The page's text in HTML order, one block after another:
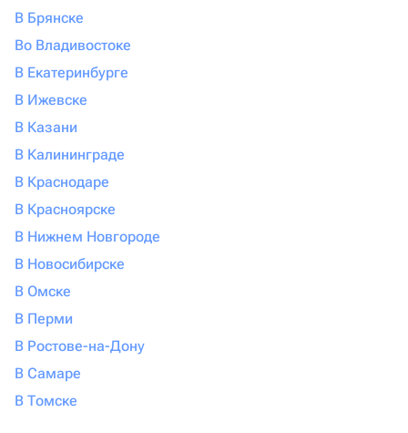
В Брянске
Во Владивостоке
В Екатеринбурге
В Ижевске
В Казани
В Калининграде
В Краснодаре
В Красноярске
В Нижнем Новгороде
В Новосибирске
В Омске
В Перми
В Ростове-на-Дону
В Самаре
В Томске